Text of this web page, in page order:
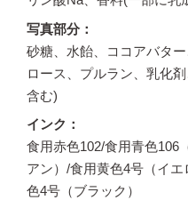
写真部分
砂糖、水飴、ココアバタ
ロース、プルラン、乳化
含む)
インク
食用赤色102/食用青色106
アン）/食用黄色4号（イ
色4号（ブラック）